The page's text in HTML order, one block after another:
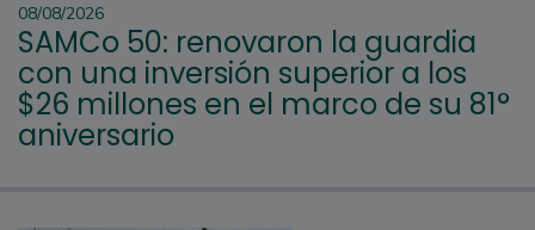
08/08/2026
SAMCo 50: renovaron la guardia
con una inversión superior a los
$26 millones en el marco de su 81°
aniversario